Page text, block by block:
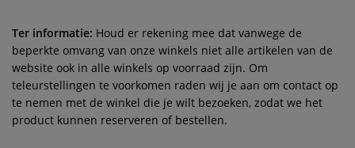
Ter informatie: Houd er rekening mee dat vanwege de
beperkte omvang van onze winkels niet alle artikelen van de
website ook in alle winkels op voorraad zijn. Om
teleurstellingen te voorkomen raden wij je aan om contact op
te nemen met de winkel die je wilt bezoeken, zodat we het
product kunnen reserveren of bestellen.